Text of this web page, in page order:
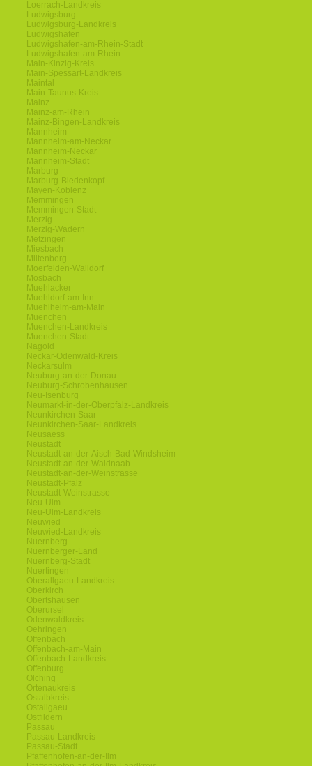
Loerrach-Landkreis
Ludwigsburg
Ludwigsburg-Landkreis
Ludwigshafen
Ludwigshafen-am-Rhein-Stadt
Ludwigshafen-am-Rhein
Main-Kinzig-Kreis
Main-Spessart-Landkreis
Maintal
Main-Taunus-Kreis
Mainz
Mainz-am-Rhein
Mainz-Bingen-Landkreis
Mannheim
Mannheim-am-Neckar
Mannheim-Neckar
Mannheim-Stadt
Marburg
Marburg-Biedenkopf
Mayen-Koblenz
Memmingen
Memmingen-Stadt
Merzig
Merzig-Wadern
Metzingen
Miesbach
Miltenberg
Moerfelden-Walldorf
Mosbach
Muehlacker
Muehldorf-am-Inn
Muehlheim-am-Main
Muenchen
Muenchen-Landkreis
Muenchen-Stadt
Nagold
Neckar-Odenwald-Kreis
Neckarsulm
Neuburg-an-der-Donau
Neuburg-Schrobenhausen
Neu-Isenburg
Neumarkt-in-der-Oberpfalz-Landkreis
Neunkirchen-Saar
Neunkirchen-Saar-Landkreis
Neusaess
Neustadt
Neustadt-an-der-Aisch-Bad-Windsheim
Neustadt-an-der-Waldnaab
Neustadt-an-der-Weinstrasse
Neustadt-Pfalz
Neustadt-Weinstrasse
Neu-Ulm
Neu-Ulm-Landkreis
Neuwied
Neuwied-Landkreis
Nuernberg
Nuernberger-Land
Nuernberg-Stadt
Nuertingen
Oberallgaeu-Landkreis
Oberkirch
Obertshausen
Oberursel
Odenwaldkreis
Oehringen
Offenbach
Offenbach-am-Main
Offenbach-Landkreis
Offenburg
Olching
Ortenaukreis
Ostalbkreis
Ostallgaeu
Ostfildern
Passau
Passau-Landkreis
Passau-Stadt
Pfaffenhofen-an-der-Ilm